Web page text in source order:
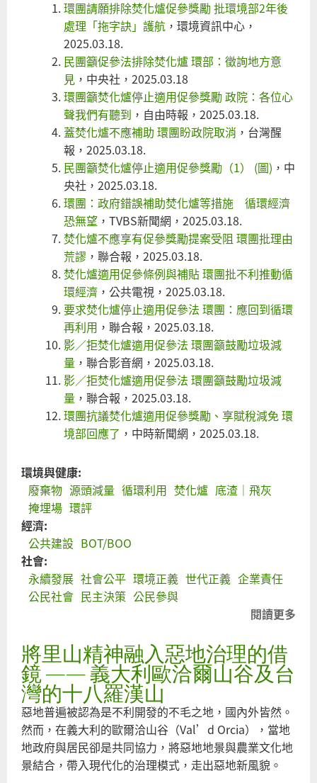
環團請願排除焚化爐促參獎勵 批環境部2年後
處理「拖字訣」護航 ，環境資訊中心，
2025.03.18.
民團籲促參法排除焚化爐 環部：徵詢地方意
見 ，中央社，2025.03.18
環團籲焚化爐停止適用促參獎勵 政院：各位心
聲我們有聽到 ，自由時報，2025.03.18.
蓋焚化爐不應補助 環團盼政院取消 ，台灣醒
報，2025.03.18.
民團籲焚化爐停止適用促參獎勵（1） (圖) ，中
央社，2025.03.18.
環團：政府錯誤補助焚化爐等措施 循環經濟
恐無望 ，TVBS新聞網，2025.03.18.
焚化爐不應享有促參獎勵提案受阻 環團批理由
荒謬 ，聯合報，2025.03.18.
焚化爐適用促參條例與補貼 環團批不利推動循
環經濟 ，公共電視，2025.03.18.
要求焚化爐停止適用促參法 環團：應回到循環
再利用 ，聯合報，2025.03.18.
影／拒焚化爐適用促參法 環團籲鼓勵垃圾減
量 ，聯合影音網，2025.03.18.
影／拒焚化爐適用促參法 環團籲鼓勵垃圾減
量 ，聯合報，2025.03.18.
環團抗議焚化爐適用促參獎勵、享賦稅減免 環
境部回應了 ，中時新聞網，2025.03.18.
環境與健康:
廢棄物 源頭減量 循環利用 焚化爐 底渣｜飛灰
掩埋場 環評
經濟:
公共建設 BOT/BOO
社會:
永續發展 社會公平 環境正義 世代正義 企業責任
公民社會 民主決策 公民參與
閱讀更多
將里山精神融入惡地治理的借
鏡 —— 義大利歐洽爾山谷及台
灣的十八羅漢山
惡地普遍被認為是不利開發的不毛之地，國內外皆然。
然而，在義大利的歐爾洽山谷（Val’d Orcia），當地
地政府與居民卻是共同協力，將惡地地景與農業文化地
景結合，帶入現代化的治理模式，走出惡地新風貌。